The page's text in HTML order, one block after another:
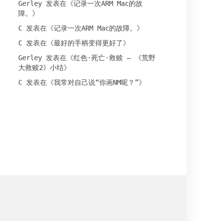
Gerley 发表在《记录一次ARM Mac的故
障。 》
C 发表在《记录一次ARM Mac的故障。 》
C 发表在《最好的手柄变得更好了》
Gerley 发表在《红色·死亡·救赎 – 《荒野
大救赎2》小结》
C 发表在《我常对自己说“你画NM呢？”》